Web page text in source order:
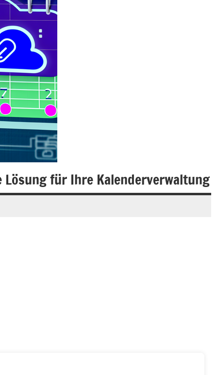
Lösung für Ihre Kalenderverwaltung